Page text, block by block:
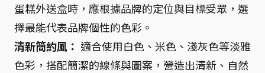
蛋糕外送盒時，應根據品牌的定位與目標受眾，選
擇最能代表品牌個性的色彩。
清新簡約風： 適合使用白色、米色、淺灰色等淡雅
色彩，搭配簡潔的線條與圖案，營造出清新、自然